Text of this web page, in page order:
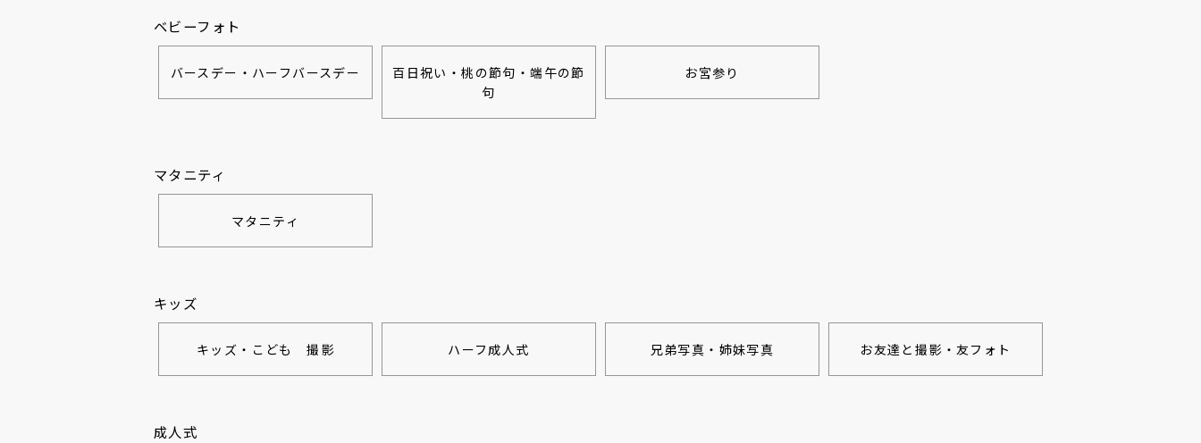
ベビーフォト
バースデー・ハーフバースデー
百日祝い・桃の節句・端午の節
句
お宮参り
マタニティ
マタニティ
キッズ
キッズ・こども 撮影 ハーフ成人式 兄弟写真・姉妹写真 お友達と撮影・友フォト
成人式